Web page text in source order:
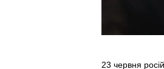
23 червня